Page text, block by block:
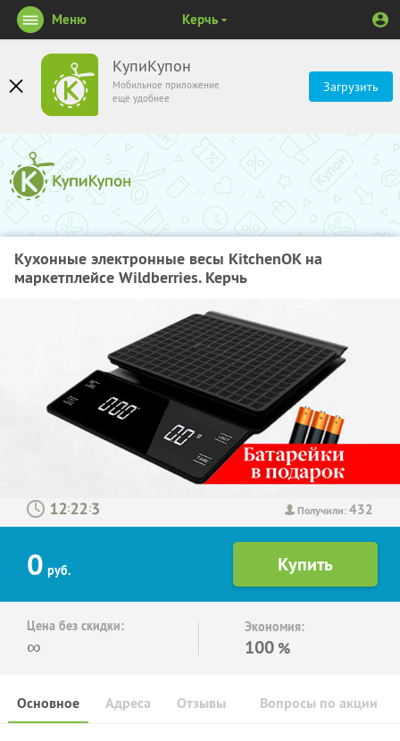
КупиКупон
Мобильное приложение
ещё удобнее
Загрузить
Меню Керчь
Кухонные электронные весы KitchenOK на
маркетплейсе Wildberries. Керчь
Получили:432
: :
0 руб.
Цена без скидки:
∞
Экономия:
100 %
Основное Отзывы Вопросы по акции
Адреса